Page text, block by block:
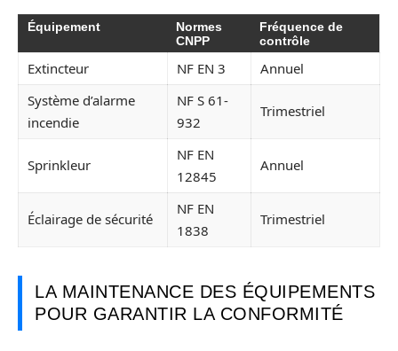
Équipement
Normes
CNPP
Fréquence de
contrôle
Extincteur NF EN 3
Annuel
Système d’alarme
incendie
NF S 61-
932
Trimestriel
Sprinkleur
NF EN
12845
Annuel
Éclairage de sécurité
NF EN
1838
Trimestriel
LA MAINTENANCE DES ÉQUIPEMENTS
POUR GARANTIR LA CONFORMITÉ